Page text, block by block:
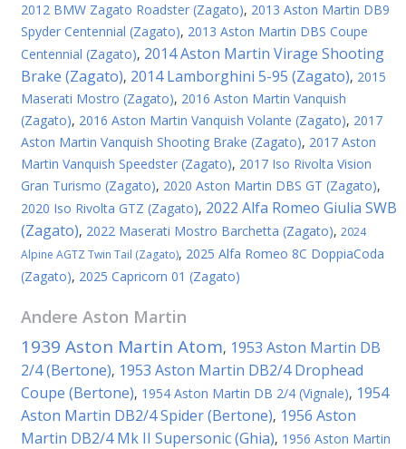
2012 BMW Zagato Roadster (Zagato), 2013 Aston Martin DB9
Spyder Centennial (Zagato), 2013 Aston Martin DBS Coupe
Centennial (Zagato), 2014 Aston Martin Virage Shooting
Brake (Zagato), 2014 Lamborghini 5-95 (Zagato), 2015
Maserati Mostro (Zagato), 2016 Aston Martin Vanquish
(Zagato), 2016 Aston Martin Vanquish Volante (Zagato), 2017
Aston Martin Vanquish Shooting Brake (Zagato), 2017 Aston
Martin Vanquish Speedster (Zagato), 2017 Iso Rivolta Vision
Gran Turismo (Zagato), 2020 Aston Martin DBS GT (Zagato),
2020 Iso Rivolta GTZ (Zagato), 2022 Alfa Romeo Giulia SWB
(Zagato), 2022 Maserati Mostro Barchetta (Zagato), 2024
Alpine AGTZ Twin Tail (Zagato), 2025 Alfa Romeo 8C DoppiaCoda
(Zagato), 2025 Capricorn 01 (Zagato)
Andere Aston Martin
1939 Aston Martin Atom, 1953 Aston Martin DB
2/4 (Bertone), 1953 Aston Martin DB2/4 Drophead
Coupe (Bertone), 1954 Aston Martin DB 2/4 (Vignale), 1954
Aston Martin DB2/4 Spider (Bertone), 1956 Aston
Martin DB2/4 Mk II Supersonic (Ghia), 1956 Aston Martin